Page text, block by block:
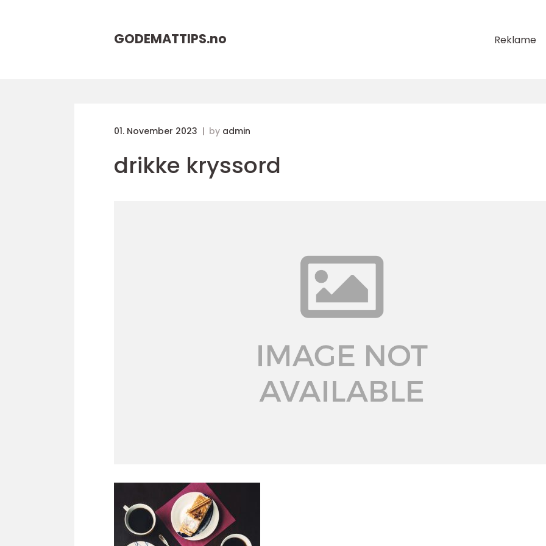
GODEMATTIPS.no Reklame
01. November 2023 by admin
drikke kryssord